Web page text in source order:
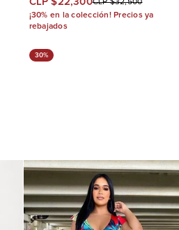
Velvet
CLP $32,500
¡30% en la colección! Precios ya
rebajados
30%